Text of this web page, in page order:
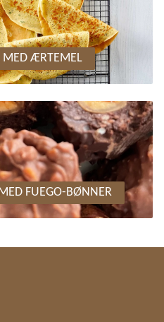
MED ÆRTEMEL
FUEGO-BØNNER